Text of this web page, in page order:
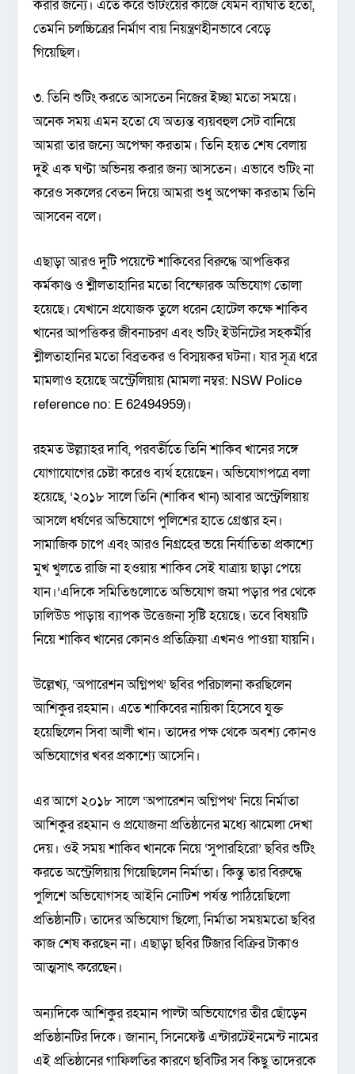
করার জন্যে। এতে করে শুটিংয়ের কাজে যেমন ব্যাঘাত হতো,
তেমনি চলচ্চিত্রের নির্মাণ বায় নিয়ন্ত্রণহীনভাবে বেড়ে
গিয়েছিল।
৩. তিনি শুটিং করতে আসতেন নিজের ইচ্ছা মতো সময়ে।
অনেক সময় এমন হতো যে অত্যন্ত ব্যয়বহুল সেট বানিয়ে
আমরা তার জন্যে অপেক্ষা করতাম। তিনি হয়ত শেষ বেলায়
দুই এক ঘণ্টা অভিনয় করার জন্য আসতেন। এভাবে শুটিং না
করেও সকলের বেতন দিয়ে আমরা শুধু অপেক্ষা করতাম তিনি
আসবেন বলে।
এছাড়া আরও দুটি পয়েন্টে শাকিবের বিরুদ্ধে আপত্তিকর
কর্মকাণ্ড ও শ্লীলতাহানির মতো বিস্ফোরক অভিযোগ তোলা
হয়েছে। যেখানে প্রযোজক তুলে ধরেন হোটেল কক্ষে শাকিব
খানের আপত্তিকর জীবনাচরণ এবং শুটিং ইউনিটের সহকর্মীর
শ্লীলতাহানির মতো বিব্রতকর ও বিস্ময়কর ঘটনা। যার সূত্র ধরে
মামলাও হয়েছে অস্ট্রেলিয়ায় (মামলা নম্বর: NSW Police
reference no: E 62494959)।
রহমত উল্ল্যাহর দাবি, পরবর্তীতে তিনি শাকিব খানের সঙ্গে
যোগাযোগের চেষ্টা করেও ব্যর্থ হয়েছেন। অভিযোগপত্রে বলা
হয়েছে, ‘২০১৮ সালে তিনি (শাকিব খান) আবার অস্ট্রেলিয়ায়
আসলে ধর্ষণের অভিযোগে পুলিশের হাতে গ্রেপ্তার হন।
সামাজিক চাপে এবং আরও নিগ্রহের ভয়ে নির্যাতিতা প্রকাশ্যে
মুখ খুলতে রাজি না হওয়ায় শাকিব সেই যাত্রায় ছাড়া পেয়ে
যান।’এদিকে সমিতিগুলোতে অভিযোগ জমা পড়ার পর থেকে
ঢালিউড পাড়ায় ব্যাপক উত্তেজনা সৃষ্টি হয়েছে। তবে বিষয়টি
নিয়ে শাকিব খানের কোনও প্রতিক্রিয়া এখনও পাওয়া যায়নি।
উল্লেখ্য, ‘অপারেশন অগ্নিপথ’ ছবির পরিচালনা করছিলেন
আশিকুর রহমান। এতে শাকিবের নায়িকা হিসেবে যুক্ত
হয়েছিলেন সিবা আলী খান। তাদের পক্ষ থেকে অবশ্য কোনও
অভিযোগের খবর প্রকাশ্যে আসেনি।
এর আগে ২০১৮ সালে ‘অপারেশন অগ্নিপথ’ নিয়ে নির্মাতা
আশিকুর রহমান ও প্রযোজনা প্রতিষ্ঠানের মধ্যে ঝামেলা দেখা
দেয়। ওই সময় শাকিব খানকে নিয়ে ‘সুপারহিরো’ ছবির শুটিং
করতে অস্ট্রেলিয়ায় গিয়েছিলেন নির্মাতা। কিন্তু তার বিরুদ্ধে
পুলিশে অভিযোগসহ আইনি নোটিশ পর্যন্ত পাঠিয়েছিলো
প্রতিষ্ঠানটি। তাদের অভিযোগ ছিলো, নির্মাতা সময়মতো ছবির
কাজ শেষ করছেন না। এছাড়া ছবির টিজার বিক্রির টাকাও
আত্মসাৎ করেছেন।
অন্যদিকে আশিকুর রহমান পাল্টা অভিযোগের তীর ছোঁড়েন
প্রতিষ্ঠানটির দিকে। জানান, সিনেফেক্ট এন্টারটেইনমেন্ট নামের
এই প্রতিষ্ঠানের গাফিলতির কারণে ছবিটির সব কিছু তাদেরকে